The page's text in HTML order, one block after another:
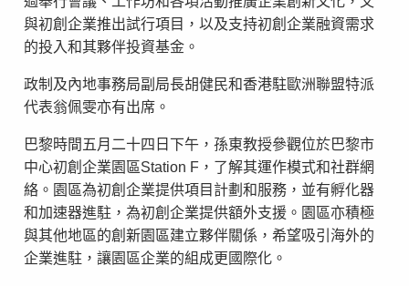
與初創企業推出試行項目，以及支持初創企業融資需求
的投入和其夥伴投資基金。
政制及內地事務局副局長胡健民和香港駐歐洲聯盟特派
代表翁佩雯亦有出席。
巴黎時間五月二十四日下午，孫東教授參觀位於巴黎市
中心初創企業園區Station F，了解其運作模式和社群網
絡。園區為初創企業提供項目計劃和服務，並有孵化器
和加速器進駐，為初創企業提供額外支援。園區亦積極
與其他地區的創新園區建立夥伴關係，希望吸引海外的
企業進駐，讓園區企業的組成更國際化。